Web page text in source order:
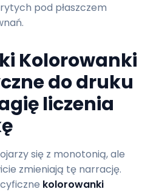
pod płaszczem
Kolorowanki
do druku
liczenia
się z monotonią, ale
zmieniają tę narrację.
kolorowanki